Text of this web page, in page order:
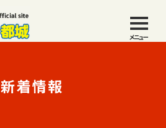
メニュー
新着情報